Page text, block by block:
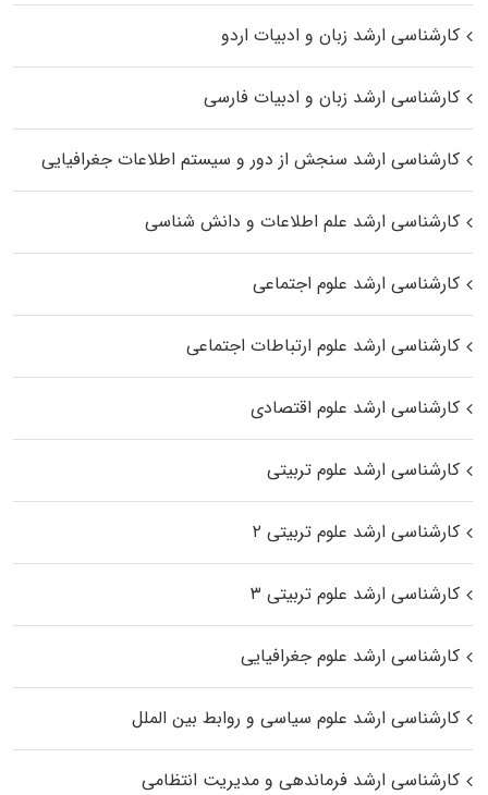
کارشناسی ارشد زبان و ادبیات اردو
کارشناسی ارشد زبان و ادبیات فارسی
کارشناسی ارشد سنجش از دور و سیستم اطلاعات جغرافیایی
کارشناسی ارشد علم اطلاعات و دانش شناسی
کارشناسی ارشد علوم اجتماعی
کارشناسی ارشد علوم ارتباطات اجتماعی
کارشناسی ارشد علوم اقتصادی
کارشناسی ارشد علوم تربیتی
کارشناسی ارشد علوم تربیتی ۲
کارشناسی ارشد علوم تربیتی ۳
کارشناسی ارشد علوم جغرافیایی
کارشناسی ارشد علوم سیاسی و روابط بین الملل
کارشناسی ارشد فرماندهی و مدیریت انتظامی